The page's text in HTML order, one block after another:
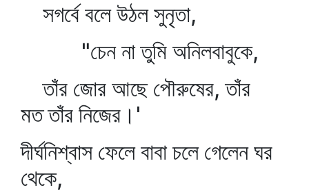
সগর্বে বলে উঠল সুনৃতা,
"চেন না তুমি অনিলবাবুকে,
তাঁর জোর আছে পৌরুষের, তাঁর
মত তাঁর নিজের।'
দীর্ঘনিশ্বাস ফেলে বাবা চলে গেলেন ঘর
থেকে,